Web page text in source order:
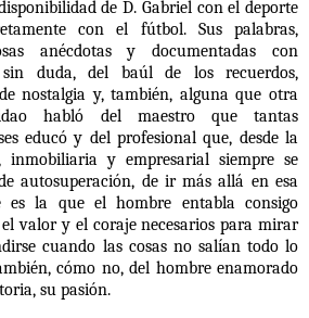
de D. Gabriel con el deporte
con el fútbol. Sus palabras,
anécdotas y documentadas con
sin duda, del baúl de los recuerdos,
nostalgia y, también, alguna que otra
habló del maestro que tantas
educó y del profesional que, desde la
inmobiliaria y empresarial siempre se
autosuperación, de ir más allá en esa
es la que el hombre entabla consigo
valor y el coraje necesarios para mirar
cuando las cosas no salían todo lo
cómo no, del hombre enamorado
su pasión.